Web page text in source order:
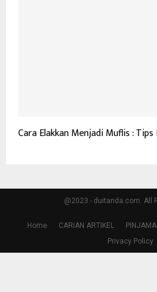
Cara Elakkan Menjadi Muflis :
@2023 - duitanda.com. All
Home CARIAN ARTIKEL
Privacy Policy